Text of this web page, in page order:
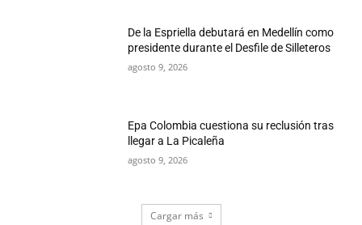
De la Espriella debutará en Medellín como
presidente durante el Desfile de Silleteros
agosto 9, 2026
Epa Colombia cuestiona su reclusión tras
llegar a La Picaleña
agosto 9, 2026
Cargar más